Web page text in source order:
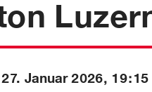
27. Januar 2026,